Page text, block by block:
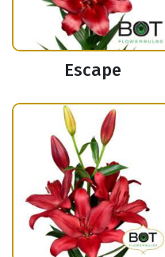
Escape